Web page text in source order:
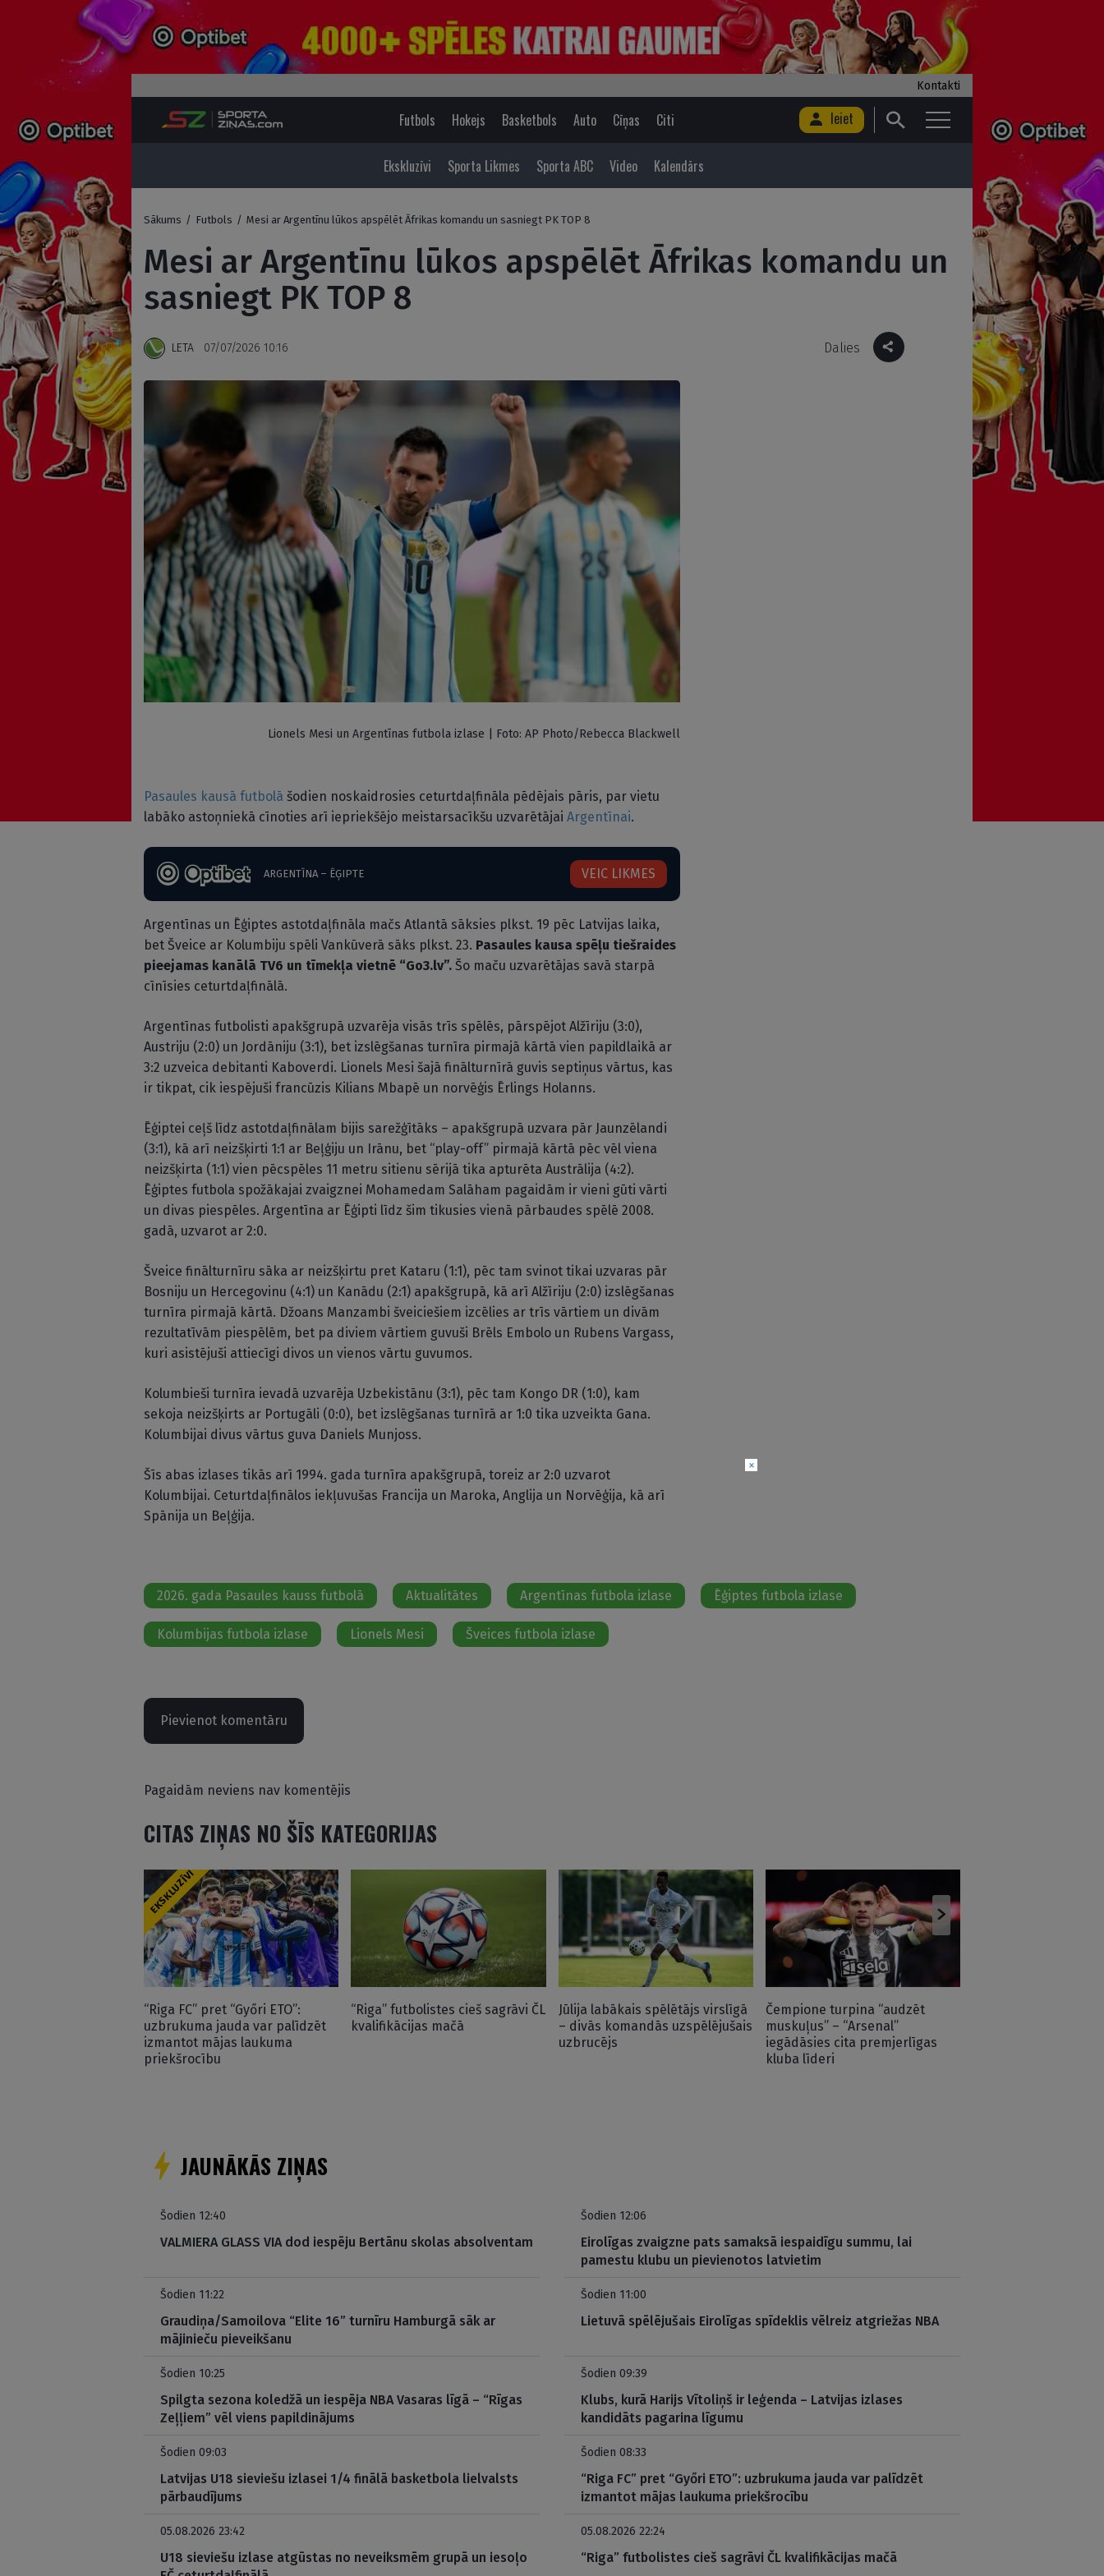
Kontakti
Futbols Hokejs Basketbols Auto Cīņas Citi Ieiet
Ekskluzīvi Sporta Likmes Sporta ABC Video Kalendārs
Sākums / Futbols / Mesi ar Argentīnu lūkos apspēlēt Āfrikas komandu un sasniegt PK TOP 8
Mesi ar Argentīnu lūkos apspēlēt Āfrikas komandu un
sasniegt PK TOP 8
LETA 07/07/2026 10:16 Dalies
Lionels Mesi un Argentīnas futbola izlase | Foto: AP Photo/Rebecca Blackwell
Pasaules kausā futbolā šodien noskaidrosies ceturtdaļfināla pēdējais pāris, par vietu
labāko astoņniekā cīnoties arī iepriekšējo meistarsacīkšu uzvarētājai Argentīnai.
ARGENTĪNA – ĒĢIPTE VEIC LIKMES
Argentīnas un Ēģiptes astotdaļfināla mačs Atlantā sāksies plkst. 19 pēc Latvijas laika,
bet Šveice ar Kolumbiju spēli Vankūverā sāks plkst. 23. Pasaules kausa spēļu tiešraides
pieejamas kanālā TV6 un tīmekļa vietnē “Go3.lv”. Šo maču uzvarētājas savā starpā
cīnīsies ceturtdaļfinālā.
Argentīnas futbolisti apakšgrupā uzvarēja visās trīs spēlēs, pārspējot Alžīriju (3:0),
Austriju (2:0) un Jordāniju (3:1), bet izslēgšanas turnīra pirmajā kārtā vien papildlaikā ar
3:2 uzveica debitanti Kaboverdi. Lionels Mesi šajā finālturnīrā guvis septiņus vārtus, kas
ir tikpat, cik iespējuši francūzis Kilians Mbapē un norvēģis Ērlings Holanns.
Ēģiptei ceļš līdz astotdaļfinālam bijis sarežģītāks – apakšgrupā uzvara pār Jaunzēlandi
(3:1), kā arī neizšķirti 1:1 ar Beļģiju un Irānu, bet “play-off” pirmajā kārtā pēc vēl viena
neizšķirta (1:1) vien pēcspēles 11 metru sitienu sērijā tika apturēta Austrālija (4:2).
Ēģiptes futbola spožākajai zvaigznei Mohamedam Salāham pagaidām ir vieni gūti vārti
un divas piespēles. Argentīna ar Ēģipti līdz šim tikusies vienā pārbaudes spēlē 2008.
gadā, uzvarot ar 2:0.
Šveice finālturnīru sāka ar neizšķirtu pret Kataru (1:1), pēc tam svinot tikai uzvaras pār
Bosniju un Hercegovinu (4:1) un Kanādu (2:1) apakšgrupā, kā arī Alžīriju (2:0) izslēgšanas
turnīra pirmajā kārtā. Džoans Manzambi šveiciešiem izcēlies ar trīs vārtiem un divām
rezultatīvām piespēlēm, bet pa diviem vārtiem guvuši Brēls Embolo un Rubens Vargass,
kuri asistējuši attiecīgi divos un vienos vārtu guvumos.
Kolumbieši turnīra ievadā uzvarēja Uzbekistānu (3:1), pēc tam Kongo DR (1:0), kam
sekoja neizšķirts ar Portugāli (0:0), bet izslēgšanas turnīrā ar 1:0 tika uzveikta Gana.
Kolumbijai divus vārtus guva Daniels Munjoss.
Šīs abas izlases tikās arī 1994. gada turnīra apakšgrupā, toreiz ar 2:0 uzvarot
Kolumbijai. Ceturtdaļfinālos iekļuvušas Francija un Maroka, Anglija un Norvēģija, kā arī
Spānija un Beļģija.
2026. gada Pasaules kauss futbolā Aktualitātes Argentīnas futbola izlase Ēģiptes futbola izlase
Kolumbijas futbola izlase Lionels Mesi Šveices futbola izlase
Pievienot komentāru
Pagaidām neviens nav komentējis
CITAS ZIŅAS NO ŠĪS KATEGORIJAS
EKSKLUZĪVI
“Riga FC” pret “Győri ETO”:
uzbrukuma jauda var palīdzēt
izmantot mājas laukuma
priekšrocību
“Riga” futbolistes cieš sagrāvi ČL
kvalifikācijas mačā
Jūlija labākais spēlētājs virslīgā
– divās komandās uzspēlējušais
uzbrucējs
Čempione turpina “audzēt
muskuļus” – “Arsenal”
iegādāsies cita premjerlīgas
kluba līderi
JAUNĀKĀS ZIŅAS
Šodien 12:40
VALMIERA GLASS VIA dod iespēju Bertānu skolas absolventam
Šodien 12:06
Eirolīgas zvaigzne pats samaksā iespaidīgu summu, lai
pamestu klubu un pievienotos latvietim
Šodien 11:22
Graudiņa/Samoilova “Elite 16” turnīru Hamburgā sāk ar
mājinieču pieveikšanu
Šodien 11:00
Lietuvā spēlējušais Eirolīgas spīdeklis vēlreiz atgriežas NBA
Šodien 10:25
Spilgta sezona koledžā un iespēja NBA Vasaras līgā – “Rīgas
Zeļļiem” vēl viens papildinājums
Šodien 09:39
Klubs, kurā Harijs Vītoliņš ir leģenda – Latvijas izlases
kandidāts pagarina līgumu
Šodien 09:03
Latvijas U18 sieviešu izlasei 1/4 finālā basketbola lielvalsts
pārbaudījums
Šodien 08:33
“Riga FC” pret “Győri ETO”: uzbrukuma jauda var palīdzēt
izmantot mājas laukuma priekšrocību
05.08.2026 23:42
U18 sieviešu izlase atgūstas no neveiksmēm grupā un iesoļo
05.08.2026 22:24
“Riga” futbolistes cieš sagrāvi ČL kvalifikācijas mačā